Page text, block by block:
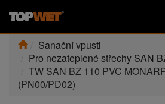
Sanační vpusti
Pro nezateplené střechy SAN
TW SAN BZ 110 PVC
(PN00/PD02)